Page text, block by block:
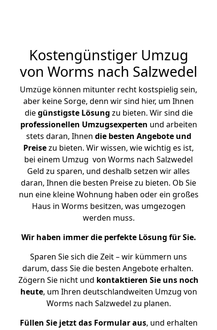
Kostengünstiger Umzug
von Worms nach Salzwedel
Umzüge können mitunter recht kostspielig sein,
aber keine Sorge, denn wir sind hier, um Ihnen
diegünstigste Lösung zu bieten. Wir sind die
professionellen Umzugsexperten und arbeiten
stets daran, Ihnen die besten Angebote und
Preisezu bieten. Wir wissen, wie wichtig es ist,
bei einem Umzug von Worms nach Salzwedel
Geld zu sparen, und deshalb setzen wir alles
daran, Ihnen die besten Preise zu bieten. Ob Sie
nun eine kleine Wohnung haben oder ein großes
Haus in Worms besitzen, was umgezogen
werden muss.
Wir haben immer die perfekte Lösung für Sie.
Sparen Sie sich die Zeit – wir kümmern uns
darum, dass Sie die besten Angebote erhalten.
Zögern Sie nicht und kontaktieren Sie uns noch
heute, um Ihren deutschlandweiten Umzug von
Worms nach Salzwedel zu planen.
Füllen Sie jetzt das Formular aus, und erhalten